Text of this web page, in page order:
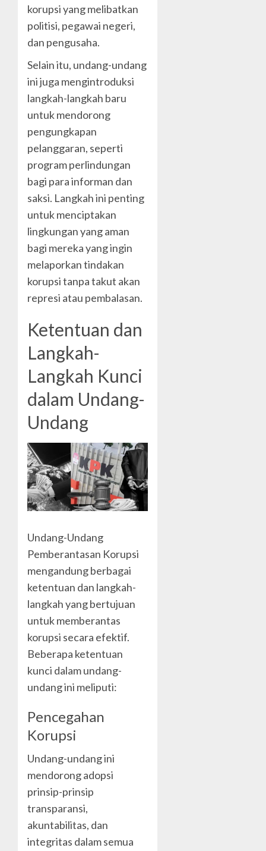
korupsi yang melibatkan
politisi, pegawai negeri,
dan pengusaha.
Selain itu, undang-undang
ini juga mengintroduksi
langkah-langkah baru
untuk mendorong
pengungkapan
pelanggaran, seperti
program perlindungan
bagi para informan dan
saksi. Langkah ini penting
untuk menciptakan
lingkungan yang aman
bagi mereka yang ingin
melaporkan tindakan
korupsi tanpa takut akan
represi atau pembalasan.
Ketentuan dan
Langkah-
Langkah Kunci
dalam Undang-
Undang
Undang-Undang
Pemberantasan Korupsi
mengandung berbagai
ketentuan dan langkah-
langkah yang bertujuan
untuk memberantas
korupsi secara efektif.
Beberapa ketentuan
kunci dalam undang-
undang ini meliputi:
Pencegahan
Korupsi
Undang-undang ini
mendorong adopsi
prinsip-prinsip
transparansi,
akuntabilitas, dan
integritas dalam semua